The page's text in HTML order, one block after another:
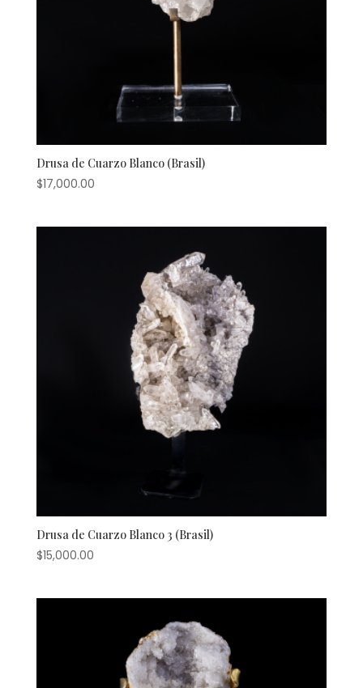
Drusa de Cuarzo Blanco (Brasil)
$17,000.00
Drusa de Cuarzo Blanco 3 (Brasil)
$15,000.00